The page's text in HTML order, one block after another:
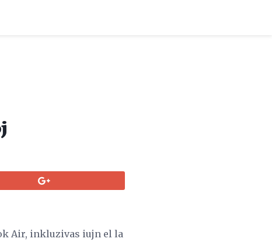
Air, inkluzivas iujn el la